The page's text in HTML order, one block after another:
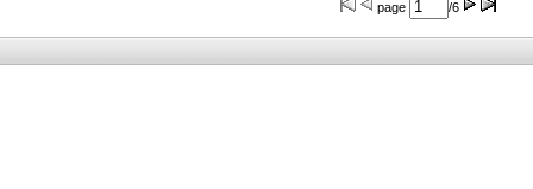
page /6